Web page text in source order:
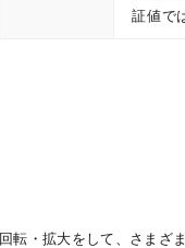
証値で
回転・拡大をして、さまざ